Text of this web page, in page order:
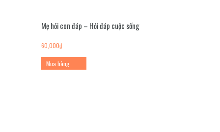
Mẹ hỏi con đáp – Hỏi đáp cuộc sống
60,000₫
Mua hàng